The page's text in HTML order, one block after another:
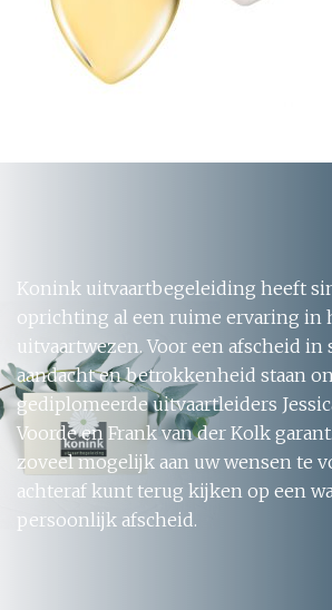
Konink uitvaartbegeleiding heeft
oprichting al een ruime ervaring in
uitvaartwezen. Voor een afscheid in
aandacht en betrokkenheid staan
gediplomeerde uitvaartleiders
Voorde en Frank van der Kolk
zoveel mogelijk aan uw wensen te
achteraf kunt terug kijken op een
persoonlijk afscheid.